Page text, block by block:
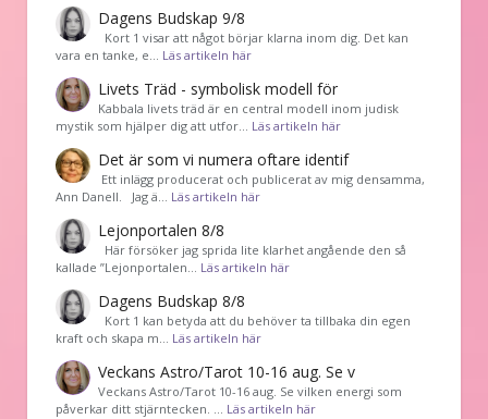
Dagens Budskap 9/8
Kort 1 visar att något börjar klarna inom dig. Det kan
vara en tanke, e… Läs artikeln här
Livets Träd - symbolisk modell för
Kabbala livets träd är en central modell inom judisk
mystik som hjälper dig att utfor… Läs artikeln här
Det är som vi numera oftare identif
͏ Ett inlägg producerat och publicerat av mig densamma,
Ann Danell. Jag ä… Läs artikeln här
Lejonportalen 8/8
Här försöker jag sprida lite klarhet angående den så
kallade ”Lejonportalen… Läs artikeln här
Dagens Budskap 8/8
Kort 1 kan betyda att du behöver ta tillbaka din egen
kraft och skapa m… Läs artikeln här
Veckans Astro/Tarot 10-16 aug. Se v
Veckans Astro/Tarot 10-16 aug. Se vilken energi som
påverkar ditt stjärntecken. … Läs artikeln här